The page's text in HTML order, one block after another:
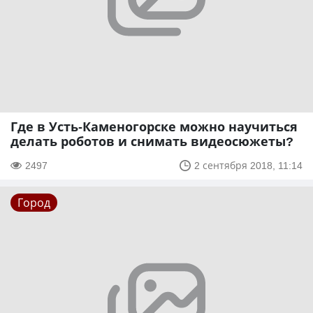
Где в Усть-Каменогорске можно научиться
делать роботов и снимать видеосюжеты?
2497 2 сентября 2018, 11:14
Город